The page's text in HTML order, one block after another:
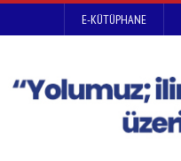
E-KÜTÜPHANE